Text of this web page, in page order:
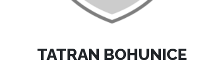
TATRAN BOHUNICE